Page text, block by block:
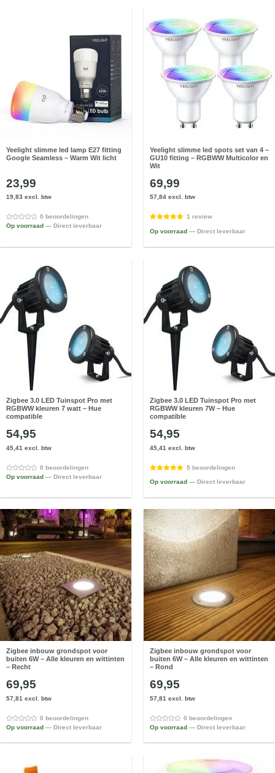
Yeelight slimme led lamp E27 fitting
Google Seamless – Warm Wit licht
23,99
19,83 excl. btw
0 beoordelingen
Op voorraad — Direct leverbaar
Yeelight slimme led spots set van 4 –
GU10 fitting – RGBWW Multicolor en
Wit
69,99
57,84 excl. btw
1 review
Op voorraad — Direct leverbaar
Zigbee 3.0 LED Tuinspot Pro met
RGBWW kleuren 7 watt – Hue
compatible
54,95
45,41 excl. btw
0 beoordelingen
Op voorraad — Direct leverbaar
Zigbee 3.0 LED Tuinspot Pro met
RGBWW kleuren 7W – Hue
compatible
54,95
45,41 excl. btw
5 beoordelingen
Op voorraad — Direct leverbaar
Zigbee inbouw grondspot voor
buiten 6W – Alle kleuren en wittinten
– Recht
69,95
57,81 excl. btw
0 beoordelingen
Op voorraad — Direct leverbaar
Zigbee inbouw grondspot voor
buiten 6W – Alle kleuren en wittinten
– Rond
69,95
57,81 excl. btw
0 beoordelingen
Op voorraad — Direct leverbaar